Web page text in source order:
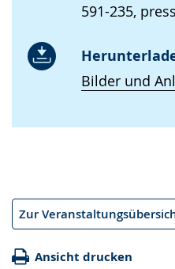
591-235,
Bilder und
Zur
Ansicht drucken